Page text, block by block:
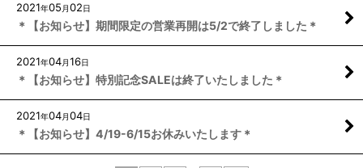
2021年05 月02日
＊【お知らせ】期間限定の営業再開は5/2で終了しました＊
2021年04月16日
＊【お知らせ】特別記念SALEは終了いたしました＊
2021年04月04日
＊【お知らせ】4/19-6/15お休みいたします＊